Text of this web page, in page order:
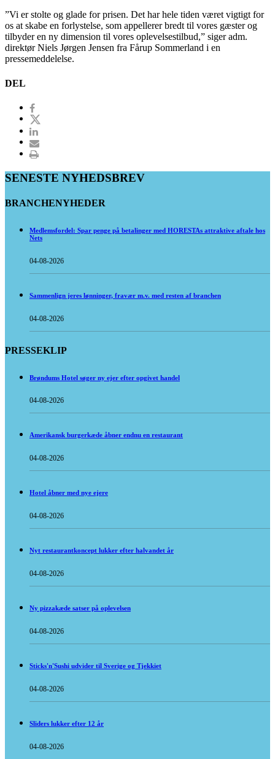
”Vi er stolte og glade for prisen. Det har hele tiden været vigtigt for
os at skabe en forlystelse, som appellerer bredt til vores gæster og
tilbyder en ny dimension til vores oplevelsestilbud,” siger adm.
direktør Niels Jørgen Jensen fra Fårup Sommerland i en
pressemeddelelse.
DEL
SENESTE NYHEDSBREV
BRANCHENYHEDER
Medlemsfordel: Spar penge på betalinger med HORESTAs attraktive aftale hos
Nets
04-08-2026
Sammenlign jeres lønninger, fravær m.v. med resten af branchen
04-08-2026
PRESSEKLIP
Brøndums Hotel søger ny ejer efter opgivet handel
04-08-2026
Amerikansk burgerkæde åbner endnu en restaurant
04-08-2026
Hotel åbner med nye ejere
04-08-2026
Nyt restaurantkoncept lukker efter halvandet år
04-08-2026
Ny pizzakæde satser på oplevelsen
04-08-2026
Sticks'n'Sushi udvider til Sverige og Tjekkiet
04-08-2026
Sliders lukker efter 12 år
04-08-2026